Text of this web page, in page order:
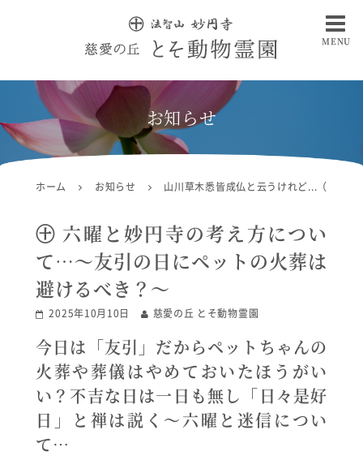
MENU
お知らせ
ホーム お知らせ 山川草木悉皆成仏と云うけれど...（コラム
㊉ 六曜と妙円寺の考え方につい
て…〜友引の日にペットの火葬は
避けるべき？〜
2025年10月10日 慈愛の丘 とそ動物霊園
今日は「友引」だからペットちゃんの
火葬や葬儀はやめておいたほうがい
い？不吉な日は一日も無し「日々是好
日」と禅は説く〜六曜と迷信につい
て…